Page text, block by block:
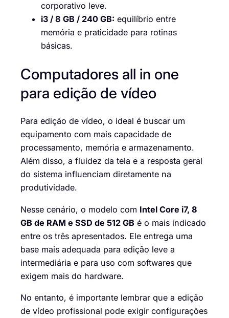
corporativo leve.
i3 / 8 GB / 240 GB: equilíbrio entre
memória e praticidade para rotinas
básicas.
Computadores all in one
para edição de vídeo
Para edição de vídeo, o ideal é buscar um
equipamento com mais capacidade de
processamento, memória e armazenamento.
Além disso, a fluidez da tela e a resposta geral
do sistema influenciam diretamente na
produtividade.
Nesse cenário, o modelo com Intel Core i7, 8
GB de RAM e SSD de 512 GB é o mais indicado
entre os três apresentados. Ele entrega uma
base mais adequada para edição leve a
intermediária e para uso com softwares que
exigem mais do hardware.
No entanto, é importante lembrar que a edição
de vídeo profissional pode exigir configurações